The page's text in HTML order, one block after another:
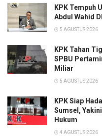
KPK Tempuh
Abdul Wahid
5 AGUSTUS 2026
KPK Tahan
SPBU
Miliar
5 AGUSTUS 2026
KPK Siap
Sumsel,
Hukum
4 AGUSTUS 2026